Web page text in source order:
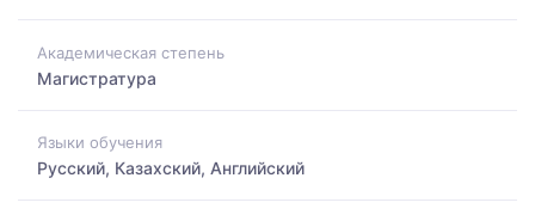
Академическая степень
Магистратура
Языки обучения
Русский, Казахский, Английский